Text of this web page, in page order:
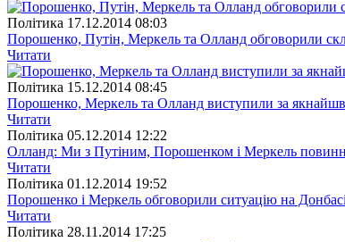
Полiтика 17.12.2014 08:03
Порошенко, Путін, Меркель та Олланд обговорили
Читати
Полiтика 15.12.2014 08:45
Порошенко, Меркель та Олланд виступили за
Читати
Полiтика 05.12.2014 12:22
Олланд: Ми з Путіним, Порошенком і Меркель
Читати
Полiтика 01.12.2014 19:52
Порошенко і Меркель обговорили ситуацію на
Читати
Полiтика 28.11.2014 17:25